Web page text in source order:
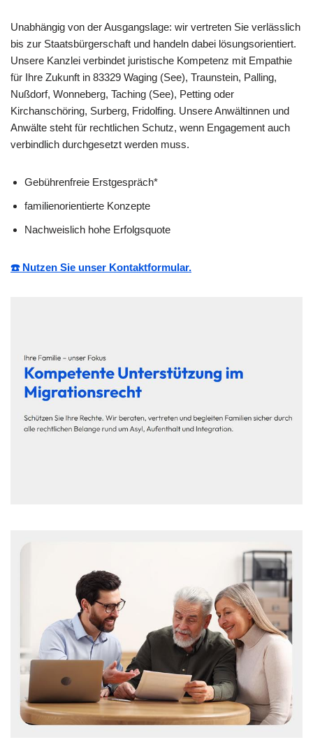
Unabhängig von der Ausgangslage: wir vertreten Sie verlässlich
bis zur Staatsbürgerschaft und handeln dabei lösungsorientiert.
Unsere Kanzlei verbindet juristische Kompetenz mit Empathie
für Ihre Zukunft in 83329 Waging (See), Traunstein, Palling,
Nußdorf, Wonneberg, Taching (See), Petting oder
Kirchanschöring, Surberg, Fridolfing. Unsere Anwältinnen und
Anwälte steht für rechtlichen Schutz, wenn Engagement auch
verbindlich durchgesetzt werden muss.
Gebührenfreie Erstgespräch*
familienorientierte Konzepte
Nachweislich hohe Erfolgsquote
☎️ Nutzen Sie unser Kontaktformular.